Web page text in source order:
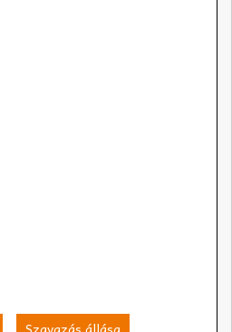
Szavazás állása